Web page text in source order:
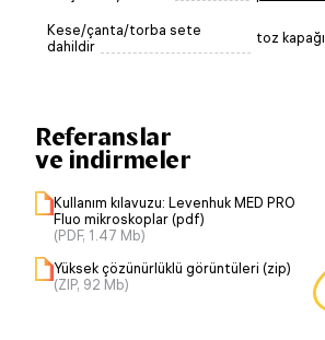
Kese/çanta/torba sete
dahildir
toz kapağı
Referanslar
ve indirmeler
Kullanım kılavuzu: Levenhuk MED PRO
Fluo mikroskoplar (pdf)
(PDF, 1.47 Mb)
Yüksek çözünürlüklü görüntüleri (zip)
(ZIP, 92 Mb)